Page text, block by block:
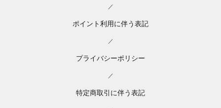
／
ポイント利用に伴う表記
／
プライバシーポリシー
／
特定商取引に伴う表記